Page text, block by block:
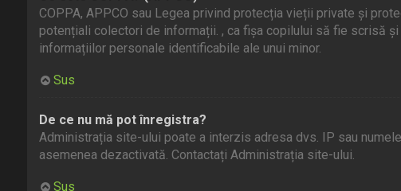
COPPA, APPCO sau Legea privind protecția vieții private și
potențiali colectori de informații. , ca fișa copilului să fie scrisă
informațiilor personale identificabile ale unui minor.
Sus
De ce nu mă pot înregistra?
Administrația site-ului poate a interzis adresa dvs. IP sau
asemenea dezactivată. Contactați Administrația site-ului.
Sus